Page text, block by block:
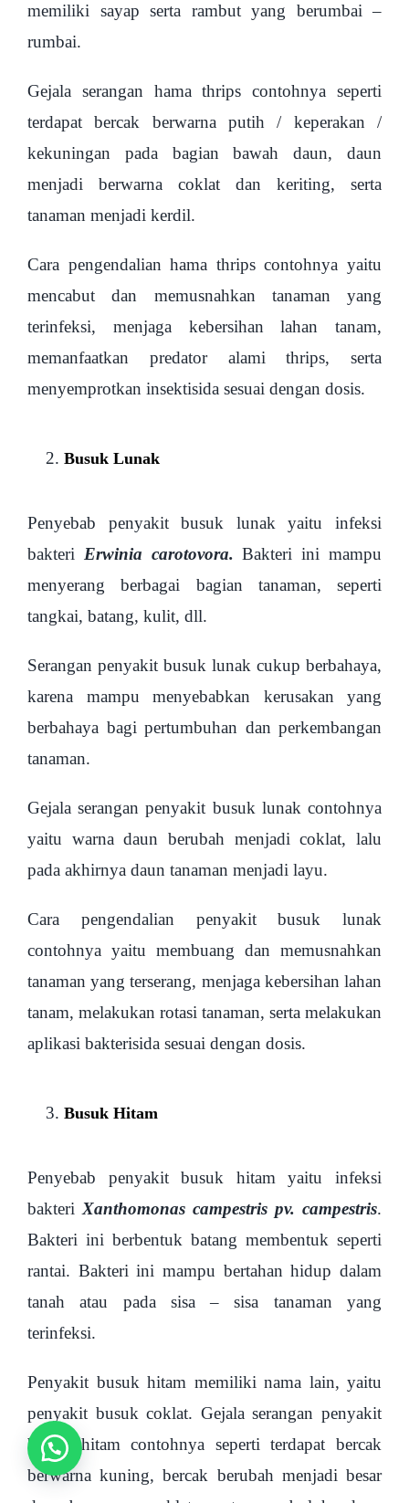
memiliki sayap serta rambut yang berumbai –
rumbai.
Gejala serangan hama thrips contohnya seperti
terdapat bercak berwarna putih / keperakan /
kekuningan pada bagian bawah daun, daun
menjadi berwarna coklat dan keriting, serta
tanaman menjadi kerdil.
Cara pengendalian hama thrips contohnya yaitu
mencabut dan memusnahkan tanaman yang
terinfeksi, menjaga kebersihan lahan tanam,
memanfaatkan predator alami thrips, serta
menyemprotkan insektisida sesuai dengan dosis.
Busuk Lunak
Penyebab penyakit busuk lunak yaitu infeksi
bakteri Erwinia carotovora. Bakteri ini mampu
menyerang berbagai bagian tanaman, seperti
tangkai, batang, kulit, dll.
Serangan penyakit busuk lunak cukup berbahaya,
karena mampu menyebabkan kerusakan yang
berbahaya bagi pertumbuhan dan perkembangan
tanaman.
Gejala serangan penyakit busuk lunak contohnya
yaitu warna daun berubah menjadi coklat, lalu
pada akhirnya daun tanaman menjadi layu.
Cara pengendalian penyakit busuk lunak
contohnya yaitu membuang dan memusnahkan
tanaman yang terserang, menjaga kebersihan lahan
tanam, melakukan rotasi tanaman, serta melakukan
aplikasi bakterisida sesuai dengan dosis.
Busuk Hitam
Penyebab penyakit busuk hitam yaitu infeksi
bakteri Xanthomonas campestris pv. campestris.
Bakteri ini berbentuk batang membentuk seperti
rantai. Bakteri ini mampu bertahan hidup dalam
tanah atau pada sisa – sisa tanaman yang
terinfeksi.
Penyakit busuk hitam memiliki nama lain, yaitu
penyakit busuk coklat. Gejala serangan penyakit
busuk hitam contohnya seperti terdapat bercak
berwarna kuning, bercak berubah menjadi besar